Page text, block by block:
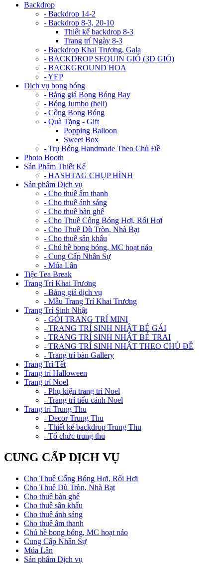
Backdrop
- Backdrop 14-2
- Backdrop 8-3, 20-10
Thiết kế backdrop 8-3
Trang trí Ngày 8-3
- Backdrop Khai Trương, Gala
- BACKDROP SEQUIN GIÓ (3D GIÓ)
- BACKGROUND HOA
- YEP
Dịch vụ bong bóng
- Bảng giá Bong Bóng Bay
- Bóng Jumbo (heli)
- Cổng Bong Bóng
- Quà Tặng - Gift
Popping Balloon
Sweet Box
- Trụ Bóng Handmade Theo Chủ Đề
Photo Booth
Sản Phẩm Thiết Kế
- HASHTAG CHỤP HÌNH
Sản phẩm Dịch vụ
- Cho thuê âm thanh
- Cho thuê ánh sáng
- Cho thuê bàn ghế
- Cho Thuê Cổng Bóng Hơi, Rối Hơi
- Cho Thuê Dù Tròn, Nhà Bạt
- Cho thuê sân khấu
- Chú hề bong bóng, MC hoạt náo
- Cung Cấp Nhân Sự
- Múa Lân
Tiệc Tea Break
Trang Trí Khai Trương
- Bảng giá dịch vụ
- Mẫu Trang Trí Khai Trương
Trang Trí Sinh Nhật
- GÓI TRANG TRÍ MINI
- TRANG TRÍ SINH NHẬT BÉ GÁI
- TRANG TRÍ SINH NHẬT BÉ TRAI
- TRANG TRÍ SINH NHẬT THEO CHỦ ĐỀ
- Trang trí bàn Gallery
Trang Trí Tết
Trang trí Halloween
Trang trí Noel
- Phụ kiện trang trí Noel
- Trang trí tiểu cảnh Noel
Trang trí Trung Thu
- Decor Trung Thu
- Thiết kế backdrop Trung Thu
- Tổ chức trung thu
CUNG CẤP DỊCH VỤ
Cho Thuê Cổng Bóng Hơi, Rối Hơi
Cho Thuê Dù Tròn, Nhà Bạt
Cho thuê bàn ghế
Cho thuê sân khấu
Cho thuê ánh sáng
Cho thuê âm thanh
Chú hề bong bóng, MC hoạt náo
Cung Cấp Nhân Sự
Múa Lân
Sản phẩm Dịch vụ